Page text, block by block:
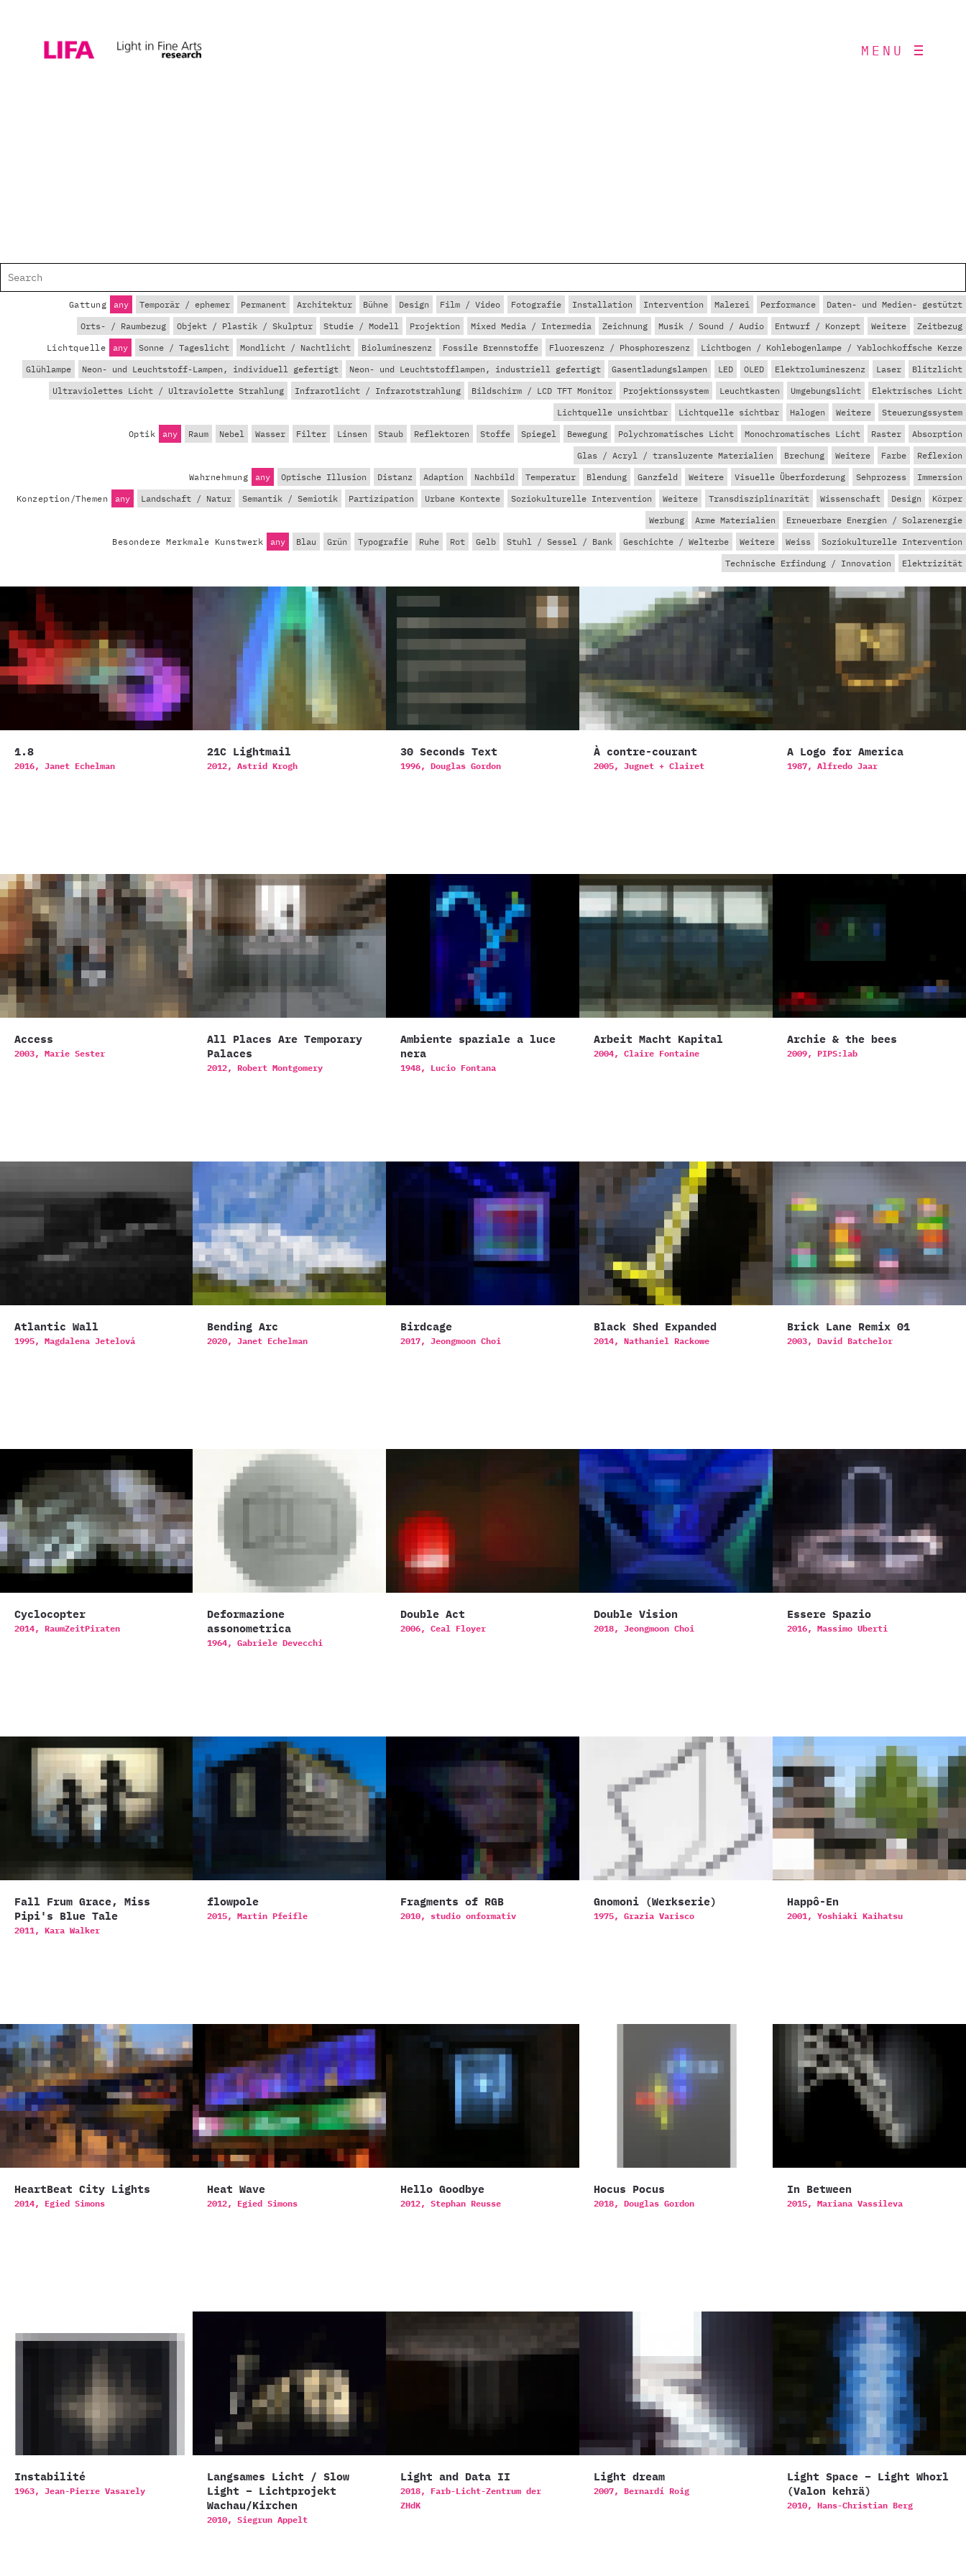
MENU
Gattung any Temporär / ephemer Permanent Architektur Bühne Design Film / Video Fotografie Installation Intervention Malerei Performance
Daten- und Medien- gestützt
Orts- / Raumbezug
Objekt / Plastik / Skulptur Studie / Modell Projektion Mixed Media / Intermedia Zeichnung Musik / Sound / Audio Entwurf / Konzept Weitere
Zeitbezug
Lichtquelle
any Sonne / Tageslicht Mondlicht / Nachtlicht Biolumineszenz Fossile Brennstoffe Fluoreszenz / Phosphoreszenz
Lichtbogen / Kohlebogenlampe / Yablochkoffsche Kerze
Glühlampe
Neon- und Leuchtstoff-Lampen, individuell gefertigt Neon- und Leuchtstofflampen, industriell gefertigt Gasentladungslampen LED OLED Elektrolumineszenz Laser
Blitzlicht
Ultraviolettes Licht / Ultraviolette Strahlung
Infrarotlicht / Infrarotstrahlung Bildschirm / LCD TFT Monitor Projektionssystem Leuchtkasten Umgebungslicht
Elektrisches Licht
Lichtquelle unsichtbar
Lichtquelle sichtbar Halogen Weitere
Steuerungssystem
Optik
any Raum Nebel Wasser Filter Linsen Staub Reflektoren Stoffe Spiegel Bewegung Polychromatisches Licht Monochromatisches Licht Raster
Absorption
Glas / Acryl / transluzente Materialien
Brechung Weitere Farbe
Reflexion
Wahrnehmung
any Optische Illusion Distanz Adaption Nachbild Temperatur Blendung Ganzfeld Weitere Visuelle Überforderung Sehprozess
Immersion
Konzeption/Themen
any Landschaft / Natur Semantik / Semiotik Partizipation Urbane Kontexte Soziokulturelle Intervention Weitere Transdisziplinarität Wissenschaft Design
Körper
Werbung
Arme Materialien
Erneuerbare Energien / Solarenergie
Besondere Merkmale Kunstwerk
any Blau Grün Typografie Ruhe Rot Gelb Stuhl / Sessel / Bank Geschichte / Welterbe Weitere Weiss
Soziokulturelle Intervention
Technische Erfindung / Innovation
Elektrizität
1.8
2016, Janet Echelman
21C Lightmail
2012, Astrid Krogh
30 Seconds Text
1996, Douglas Gordon
À contre-courant
2005, Jugnet + Clairet
A Logo for America
1987, Alfredo Jaar
Access
2003, Marie Sester
All Places Are Temporary
Palaces
2012, Robert Montgomery
Ambiente spaziale a luce
nera
1948, Lucio Fontana
Arbeit Macht Kapital
2004, Claire Fontaine
Archie & the bees
2009, PIPS:lab
Atlantic Wall
1995, Magdalena Jetelová
Bending Arc
2020, Janet Echelman
Birdcage
2017, Jeongmoon Choi
Black Shed Expanded
2014, Nathaniel Rackowe
Brick Lane Remix 01
2003, David Batchelor
Cyclocopter
2014, RaumZeitPiraten
Deformazione
assonometrica
1964, Gabriele Devecchi
Double Act
2006, Ceal Floyer
Double Vision
2018, Jeongmoon Choi
Essere Spazio
2016, Massimo Uberti
Fall Frum Grace, Miss
Pipi's Blue Tale
2011, Kara Walker
flowpole
2015, Martin Pfeifle
Fragments of RGB
2010, studio onformativ
Gnomoni (Werkserie)
1975, Grazia Varisco
Happô-En
2001, Yoshiaki Kaihatsu
HeartBeat City Lights
2014, Egied Simons
Heat Wave
2012, Egied Simons
Hello Goodbye
2012, Stephan Reusse
Hocus Pocus
2018, Douglas Gordon
In Between
2015, Mariana Vassileva
Instabilité
1963, Jean-Pierre Vasarely
Langsames Licht / Slow
Light – Lichtprojekt
Wachau/Kirchen
2010, Siegrun Appelt
Light and Data II
2018, Farb-Licht-Zentrum der
ZHdK
Light dream
2007, Bernardí Roig
Light Space – Light Whorl
(Valon kehrä)
2010, Hans-Christian Berg